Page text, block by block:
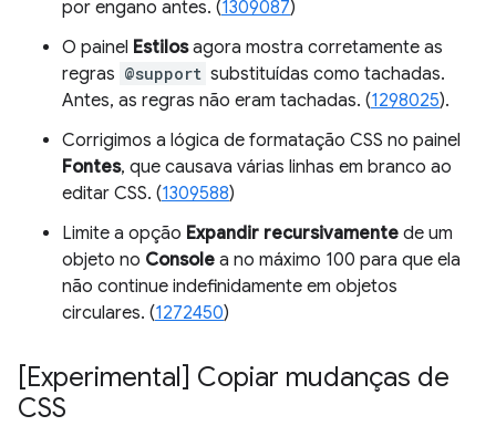
por engano antes. (1309087)
O painel Estilosagora mostra corretamente as
regras @support substituídas como tachadas.
Antes, as regras não eram tachadas. (1298025).
Corrigimos a lógica de formatação CSS no painel
Fontes, que causava várias linhas em branco ao
editar CSS. (1309588)
Limite a opção Expandir recursivamente de um
objeto no Console a no máximo 100 para que ela
não continue indefinidamente em objetos
circulares. (1272450)
[Experimental] Copiar mudanças de
CSS